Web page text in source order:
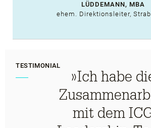
LÜDDEMANN, MBA
ehem. Direktionsleiter,
TESTIMONIAL
»Ich habe
mit dem